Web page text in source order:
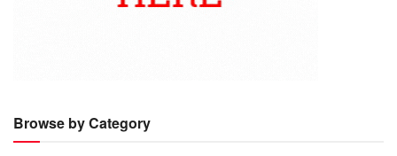
Browse by Category